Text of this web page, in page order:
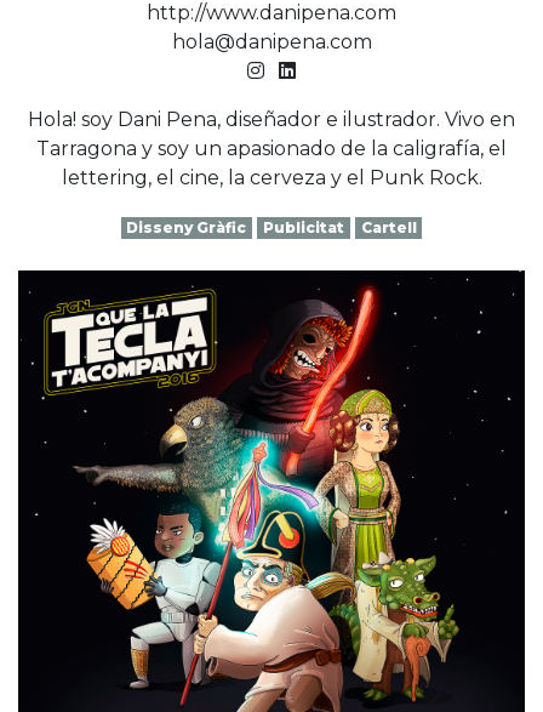
http://www.danipena.com
hola@danipena.com
Hola! soy Dani Pena, diseñador e ilustrador. Vivo en
Tarragona y soy un apasionado de la caligrafía, el
lettering, el cine, la cerveza y el Punk Rock.
Disseny Gràfic Publicitat Cartell